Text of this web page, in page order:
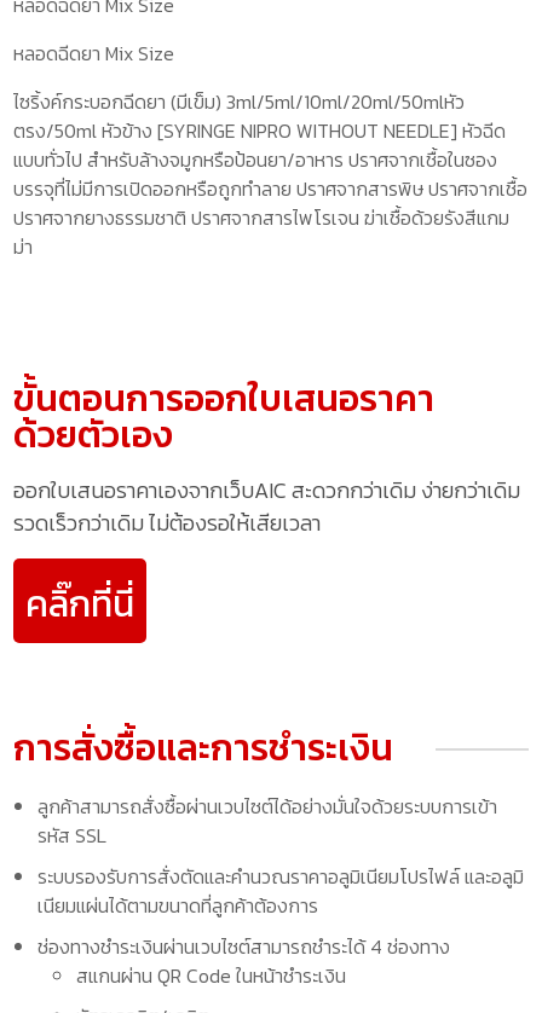
หลอดฉีดยา Mix Size
ไซริ้งค์กระบอกฉีดยา (มีเข็ม) 3ml/5ml/10ml/20ml/50mlหัว
ตรง/50ml หัวข้าง [SYRINGE NIPRO WITHOUT NEEDLE] หัวฉีด
แบบทั่วไป สำหรับล้างจมูกหรือป้อนยา/อาหาร ปราศจากเชื้อในซอง
บรรจุที่ไม่มีการเปิดออกหรือถูกทำลาย ปราศจากสารพิษ ปราศจากเชื้อ
ปราศจากยางธรรมชาติ ปราศจากสารไพโรเจน ฆ่าเชื้อด้วยรังสีแกม
ม่า
ขั้นตอนการออกใบเสนอราคา
ด้วยตัวเอง
ออกใบเสนอราคาเองจากเว็บAIC สะดวกกว่าเดิม ง่ายกว่าเดิม
รวดเร็วกว่าเดิม ไม่ต้องรอให้เสียเวลา
คลิ๊กที่นี่
การสั่งซื้อและการชำระเงิน
ลูกค้าสามารถสั่งซื้อผ่านเวบไซต์ได้อย่างมั่นใจด้วยระบบการเข้า
รหัส SSL
ระบบรองรับการสั่งตัดและคำนวณราคาอลูมิเนียมโปรไฟล์ และอลูมิ
เนียมแผ่นได้ตามขนาดที่ลูกค้าต้องการ
ช่องทางชำระเงินผ่านเวบไซต์สามารถชำระได้ 4 ช่องทาง
สแกนผ่าน QR Code ในหน้าชำระเงิน